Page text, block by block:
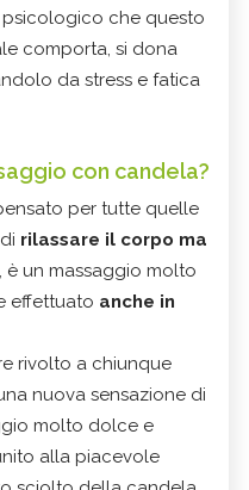
psicologico che questo
comporta, si dona
da stress e fatica
con candela?
per tutte quelle
rilassare il corpo ma
, è un massaggio molto
effettuato anche in
rivolto a chiunque
nuova sensazione di
molto dolce e
alla piacevole